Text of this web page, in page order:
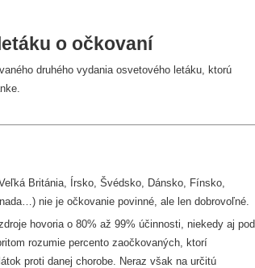
o očkovaní
druhého vydania osvetového letáku, ktorú
Británia, Írsko, Švédsko, Dánsko, Fínsko,
nie je očkovanie povinné, ale len dobrovoľné.
hovoria o 80% až 99% účinnosti, niekedy aj pod
rozumie percento zaočkovaných, ktorí
proti danej chorobe. Neraz však na určitú